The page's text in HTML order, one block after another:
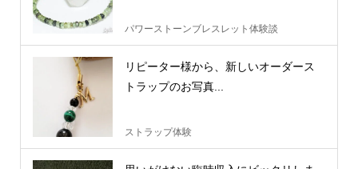
パワーストーンブレスレット体験談
リピーター様から、新しいオーダース
トラップのお写真...
ストラップ体験